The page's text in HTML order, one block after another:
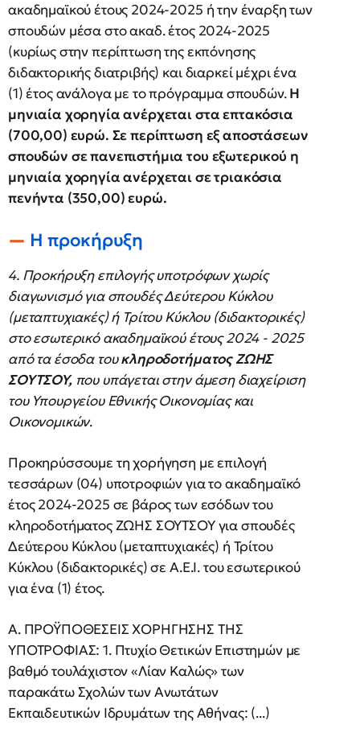
ακαδημαϊκού έτους 2024-2025 ή την έναρξη των
σπουδών μέσα στο ακαδ. έτος 2024-2025
(κυρίως στην περίπτωση της εκπόνησης
διδακτορικής διατριβής) και διαρκεί μέχρι ένα
(1) έτος ανάλογα με το πρόγραμμα σπουδών.Η
μηνιαία χορηγία ανέρχεται στα επτακόσια
(700,00) ευρώ. Σε περίπτωση εξ αποστάσεων
σπουδών σε πανεπιστήμια του εξωτερικού η
μηνιαία χορηγία ανέρχεται σε τριακόσια
πενήντα (350,00) ευρώ.
Η προκήρυξη
4. Προκήρυξη επιλογής υποτρόφων χωρίς
διαγωνισμό για σπουδές Δεύτερου Κύκλου
(μεταπτυχιακές) ή Τρίτου Κύκλου (διδακτορικές)
στο εσωτερικό ακαδημαϊκού έτους 2024 - 2025
από τα έσοδα τουκληροδοτήματος ΖΩΗΣ
ΣΟΥΤΣΟΥ,που υπάγεται στην άμεση διαχείριση
του Υπουργείου Εθνικής Οικονομίας και
Οικονομικών.
Προκηρύσσουμε τη χορήγηση με επιλογή
τεσσάρων (04) υποτροφιών για το ακαδημαϊκό
έτος 2024-2025 σε βάρος των εσόδων του
κληροδοτήματος ΖΩΗΣ ΣΟΥΤΣΟΥ για σπουδές
Δεύτερου Κύκλου (μεταπτυχιακές) ή Τρίτου
Κύκλου (διδακτορικές) σε Α.Ε.Ι. του εσωτερικού
για ένα (1) έτος.
Α. ΠΡΟΫΠΟΘΕΣΕΙΣ ΧΟΡΗΓΗΣΗΣ ΤΗΣ
ΥΠΟΤΡΟΦΙΑΣ: 1. Πτυχίο Θετικών Επιστημών με
βαθμό τουλάχιστον «Λίαν Καλώς» των
παρακάτω Σχολών των Ανωτάτων
Εκπαιδευτικών Ιδρυμάτων της Αθήνας: (...)